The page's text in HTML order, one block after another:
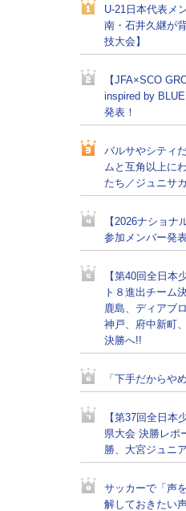
U-21日本代表メ
南・石井久継が
技大会】
【JFA×SCO
inspired by
発表！
バルサやシティ
ムと互角以上に
たち／ジュニサ
【2026ナショナ
参加メンバー発表
【第40回全日本
ト８進出チーム
鹿島、ディアブ
神戸、府中新町
決勝へ!!
「下手だからや
【第37回全日本
県大会 決勝レポ
勝、大宮ジュニ
サッカーで「声
解しておきたい